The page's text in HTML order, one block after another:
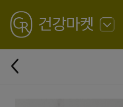
GREATING
건강마켓
로
뒤
로
가